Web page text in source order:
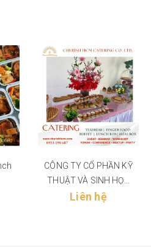
CÔNG TY CỔ PHẦN KỸ
THUẬT VÀ SINH HỌC
ỨNG DỤNG VIỆT NAM
Liên hệ